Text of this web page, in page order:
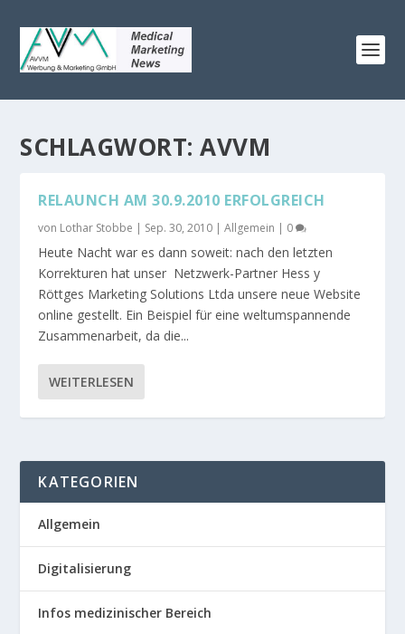
SCHLAGWORT:AVVM
RELAUNCH AM 30.9.2010 ERFOLGREICH
von Lothar Stobbe | Sep. 30, 2010 |Allgemein | 0
Heute Nacht war es dann soweit: nach den letzten
Korrekturen hat unser Netzwerk-Partner Hess y
Röttges Marketing Solutions Ltda unsere neue Website
online gestellt. Ein Beispiel für eine weltumspannende
Zusammenarbeit, da die...
WEITERLESEN
KATEGORIEN
Allgemein
Digitalisierung
Infos medizinischer Bereich